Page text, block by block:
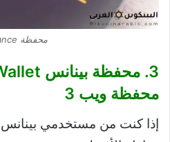
محفظة Binance
محفظة ويب 3
إذا كنت من مستخدمي